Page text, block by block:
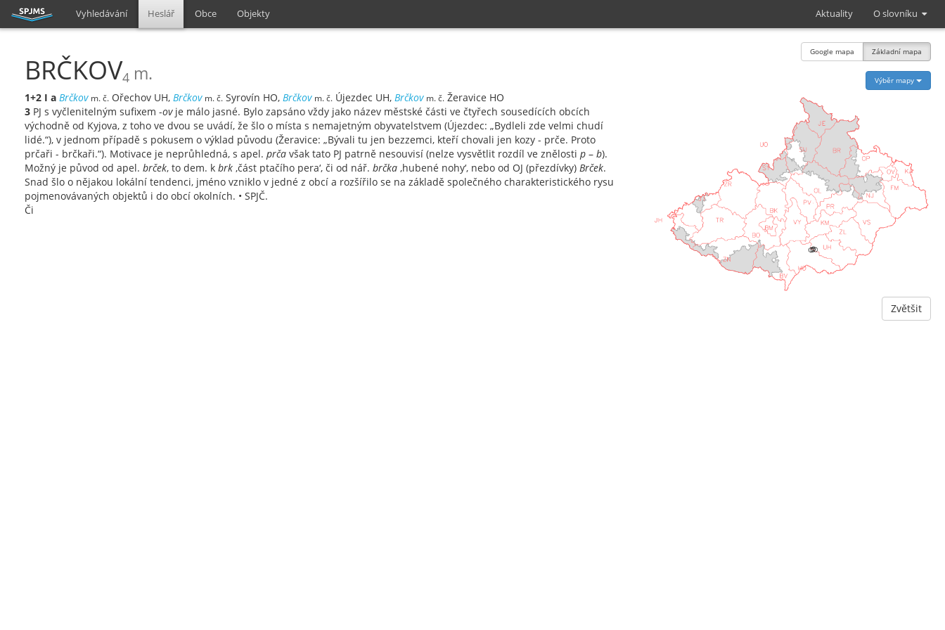
Vyhledávání Heslář Obce Objekty Aktuality O slovníku
BRČKOV4 m.
1+2 I a Brčkov m. č. Ořechov UH, Brčkov m. č. Syrovín HO, Brčkov m. č. Újezdec UH, Brčkov m. č. Žeravice HO
3 PJ s vyčlenitelným sufixem -ovje málo jasné. Bylo zapsáno vždy jako název městské části ve čtyřech sousedících obcích
východně od Kyjova, z toho ve dvou se uvádí, že šlo o místa s nemajetným obyvatelstvem (Újezdec: „Bydleli zde velmi chudí
lidé.“), v jednom případě s pokusem o výklad původu (Žeravice: „Bývali tu jen bezzemci, kteří chovali jen kozy - prče. Proto
prčaři - brčkaři.“). Motivace je neprůhledná, s apel. prča však tato PJ patrně nesouvisí (nelze vysvětlit rozdíl ve znělosti p – b).
Možný je původ od apel. brček, to dem. k brk ‚část ptačího pera‘, či od nář. brčka ‚hubené nohy‘, nebo od OJ (přezdívky) Brček.
Snad šlo o nějakou lokální tendenci, jméno vzniklo v jedné z obcí a rozšířilo se na základě společného charakteristického rysu
pojmenovávaných objektů i do obcí okolních. • SPJČ.
Či
Google mapa Základní mapa
Výběr mapy
Zvětšit